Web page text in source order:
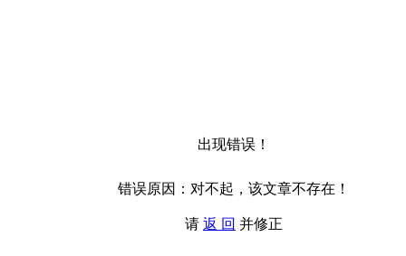
出现错误！
错误原因：对不起，该文章不存在！
请 返 回 并修正